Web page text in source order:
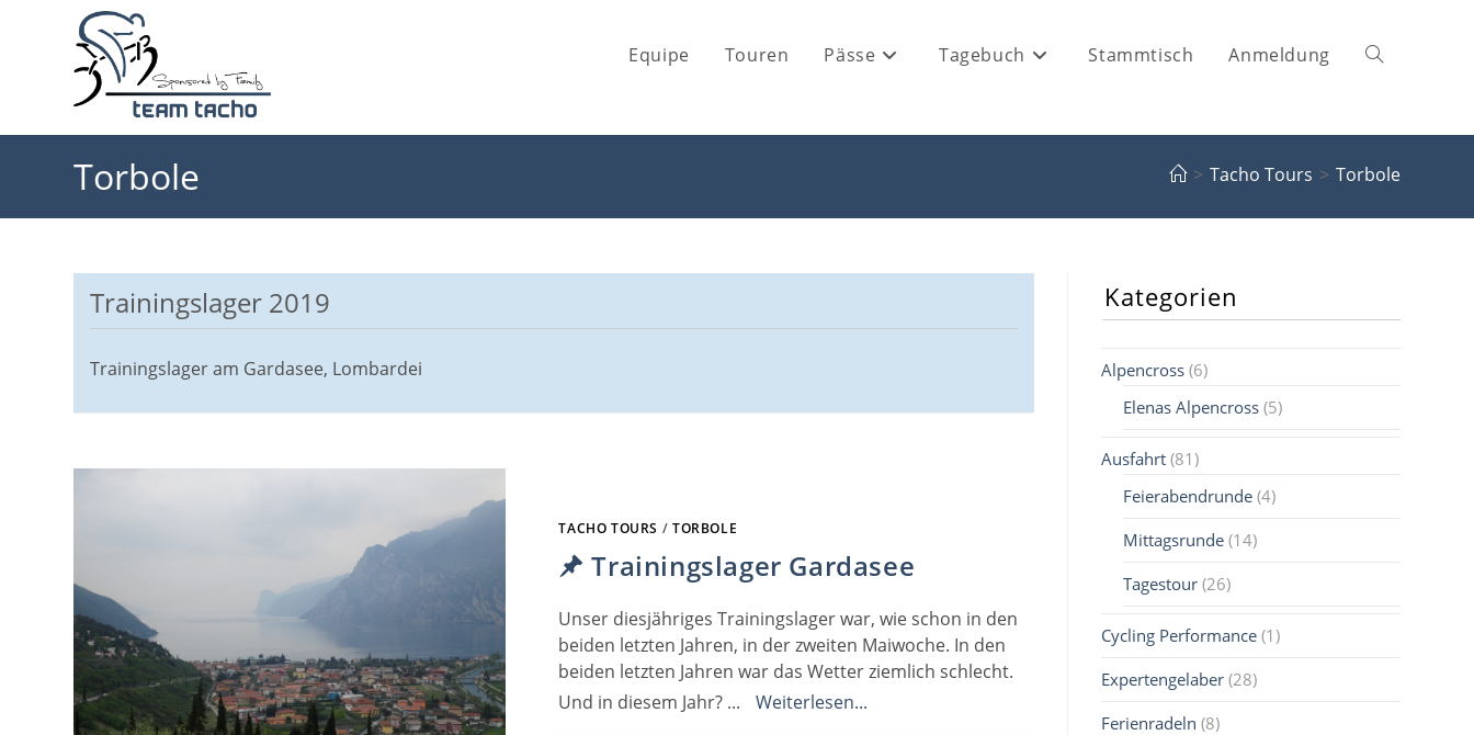
Equipe Touren Pässe Tagebuch Stammtisch Anmeldung Website-
Suche
Torbole > Tacho Tours > Torbole
Trainingslager 2019
Trainingslager am Gardasee, Lombardei
TACHO TOURS / TORBOLE
Trainingslager Gardasee
Unser diesjähriges Trainingslager war, wie schon in den
beiden letzten Jahren, in der zweiten Maiwoche. In den
beiden letzten Jahren war das Wetter ziemlich schlecht.
Und in diesem Jahr? ...
Weiterlesen...
Kategorien
Alpencross (6)
Elenas Alpencross (5)
Ausfahrt (81)
Feierabendrunde (4)
Mittagsrunde (14)
Tagestour (26)
Cycling Performance (1)
Expertengelaber (28)
Ferienradeln (8)